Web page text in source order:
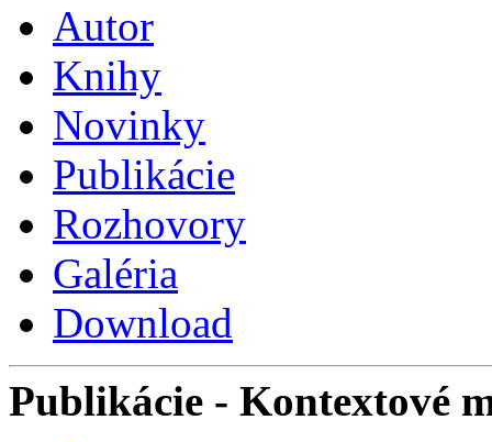
Autor
Knihy
Novinky
Publikácie
Rozhovory
Galéria
Download
Publikácie - Kontextové